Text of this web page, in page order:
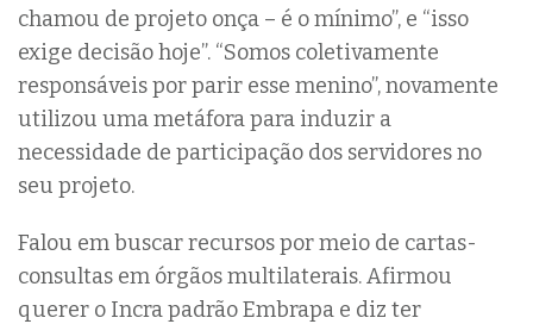
chamou de projeto onça – é o mínimo”, e “isso
exige decisão hoje”. “Somos coletivamente
responsáveis por parir esse menino”, novamente
utilizou uma metáfora para induzir a
necessidade de participação dos servidores no
seu projeto.
Falou em buscar recursos por meio de cartas-
consultas em órgãos multilaterais. Afirmou
querer o Incra padrão Embrapa e diz ter